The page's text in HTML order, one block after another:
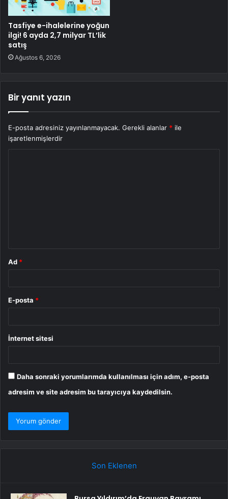
Tasfiye e-ihalelerine yoğun
ilgi! 6 ayda 2,7 milyar TL’lik
satış
Ağustos 6, 2026
Bir yanıt yazın
E-posta adresiniz yayınlanmayacak. Gerekli alanlar * ile
işaretlenmişlerdir
Ad *
E-posta *
İnternet sitesi
Daha sonraki yorumlarımda kullanılması için adım, e-posta
adresim ve site adresim bu tarayıcıya kaydedilsin.
Son Eklenen